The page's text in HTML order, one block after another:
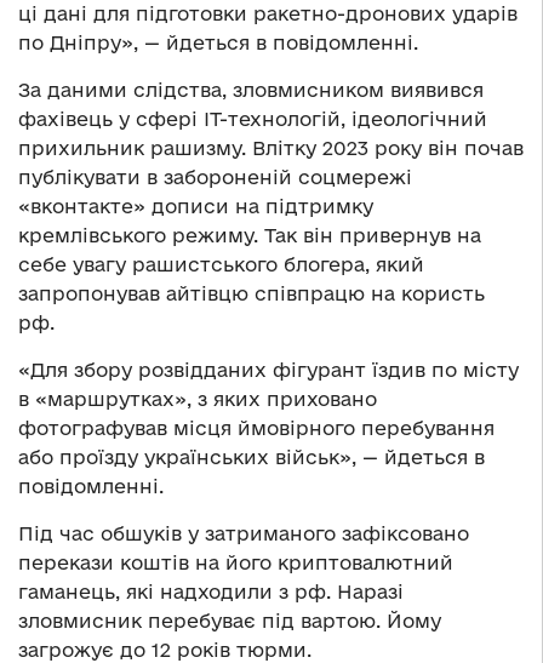
ці дані для підготовки ракетно-дронових ударів
по Дніпру», — йдеться в повідомленні.
За даними слідства, зловмисником виявився
фахівець у сфері IT-технологій, ідеологічний
прихильник рашизму. Влітку 2023 року він почав
публікувати в забороненій соцмережі
«вконтакте» дописи на підтримку
кремлівського режиму. Так він привернув на
себе увагу рашистського блогера, який
запропонував айтівцю співпрацю на користь
рф.
«Для збору розвідданих фігурант їздив по місту
в «маршрутках», з яких приховано
фотографував місця ймовірного перебування
або проїзду українських військ», — йдеться в
повідомленні.
Під час обшуків у затриманого зафіксовано
перекази коштів на його криптовалютний
гаманець, які надходили з рф. Наразі
зловмисник перебуває під вартою. Йому
загрожує до 12 років тюрми.